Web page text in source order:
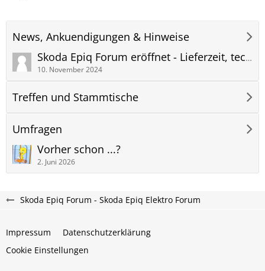
News, Ankuendigungen & Hinweise
Skoda Epiq Forum eröffnet - Lieferzeit, technische Daten, Anhängerkupplung und mehr
10. November 2024
Treffen und Stammtische
Umfragen
Vorher schon ...?
2. Juni 2026
Skoda Epiq Forum - Skoda Epiq Elektro Forum
Impressum
Datenschutzerklärung
Cookie Einstellungen